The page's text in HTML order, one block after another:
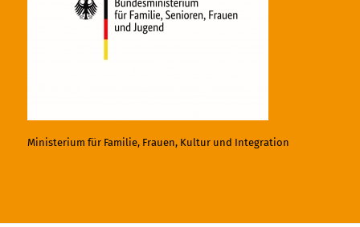
Ministerium für Familie, Frauen, Kultur und Integration